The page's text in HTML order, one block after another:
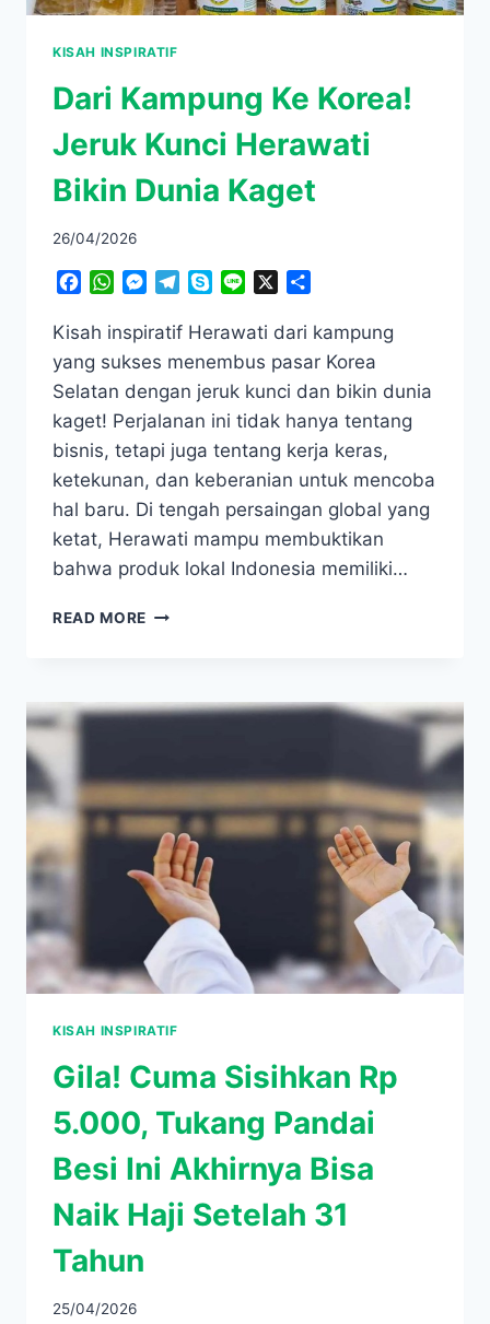
KISAH INSPIRATIF
Dari Kampung Ke Korea!
Jeruk Kunci Herawati
Bikin Dunia Kaget
26/04/2026
Facebook
WhatsApp
Messenger
TelegramSkypeLine
Kisah inspiratif Herawati dari kampung
yang sukses menembus pasar Korea
Selatan dengan jeruk kunci dan bikin dunia
kaget! Perjalanan ini tidak hanya tentang
bisnis, tetapi juga tentang kerja keras,
ketekunan, dan keberanian untuk mencoba
hal baru. Di tengah persaingan global yang
ketat, Herawati mampu membuktikan
bahwa produk lokal Indonesia memiliki…
READ MORE DARI
JERUK
KAGET
KISAH INSPIRATIF
Gila! Cuma Sisihkan Rp
5.000, Tukang Pandai
Besi Ini Akhirnya Bisa
Naik Haji Setelah 31
Tahun
25/04/2026